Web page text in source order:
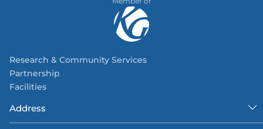
Research & Community Services
Partnership
Facilities
Address